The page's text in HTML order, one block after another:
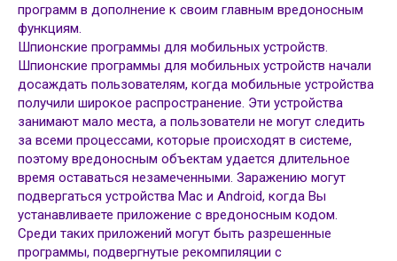
программ в дополнение к своим главным вредоносным
функциям.
Шпионские программы для мобильных устройств.
Шпионские программы для мобильных устройств начали
досаждать пользователям, когда мобильные устройства
получили широкое распространение. Эти устройства
занимают мало места, а пользователи не могут следить
за всеми процессами, которые происходят в системе,
поэтому вредоносным объектам удается длительное
время оставаться незамеченными. Заражению могут
подвергаться устройства Mac и Android, когда Вы
устанавливаете приложение с вредоносным кодом.
Среди таких приложений могут быть разрешенные
программы, подвергнутые рекомпиляции с